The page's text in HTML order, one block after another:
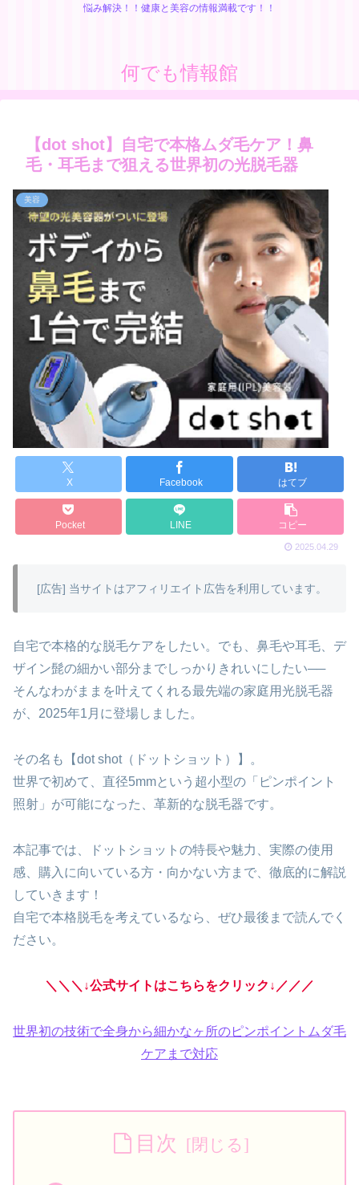
悩み解決！！健康と美容の情報満載です！！
何でも情報館
【dot shot】自宅で本格ムダ毛ケア！鼻
毛・耳毛まで狙える世界初の光脱毛器
美容
X Facebook はてブ
Pocket LINE コピー
2025.04.29
[広告] 当サイトはアフィリエイト広告を利用しています。
自宅で本格的な脱毛ケアをしたい。でも、鼻毛や耳毛、デ
ザイン髭の細かい部分までしっかりきれいにしたい──
そんなわがままを叶えてくれる最先端の家庭用光脱毛器
が、2025年1月に登場しました。
その名も【dot shot（ドットショット）】。
世界で初めて、直径5mmという超小型の「ピンポイント
照射」が可能になった、革新的な脱毛器です。
本記事では、ドットショットの特長や魅力、実際の使用
感、購入に向いている方・向かない方まで、徹底的に解説
していきます！
自宅で本格脱毛を考えているなら、ぜひ最後まで読んでく
ださい。
＼＼＼↓公式サイトはこちらをクリック↓／／／
世界初の技術で全身から細かなヶ所のピンポイントムダ毛
ケアまで対応
目次